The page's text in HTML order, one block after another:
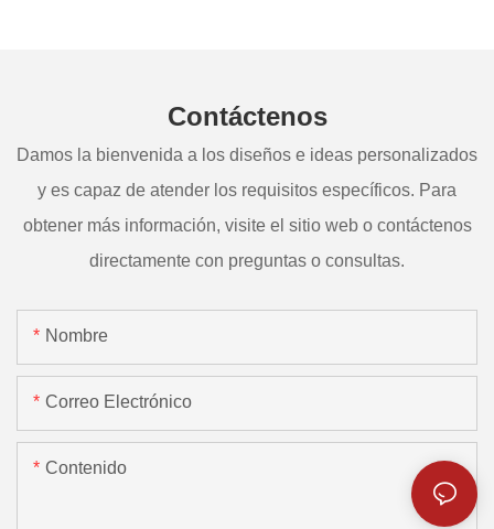
Contáctenos
Damos la bienvenida a los diseños e ideas personalizados
y es capaz de atender los requisitos específicos. Para
obtener más información, visite el sitio web o contáctenos
directamente con preguntas o consultas.
Nombre
Correo Electrónico
Contenido